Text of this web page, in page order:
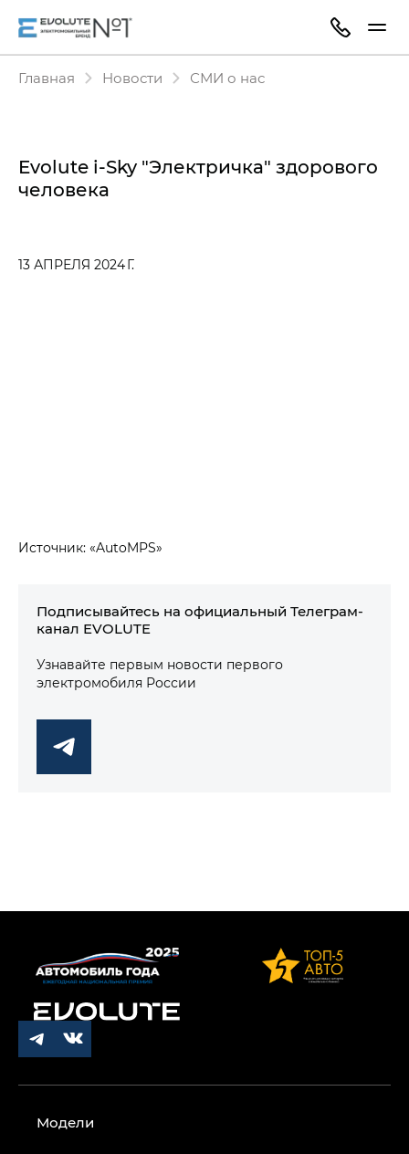
Главная Новости СМИ о нас
Evolute i-Sky "Электричка" здорового
человека
13 АПРЕЛЯ 2024 Г.
Источник: «AutoMPS»
Подписывайтесь на официальный Телеграм-
канал EVOLUTE
Узнавайте первым новости первого
электромобиля России
Модели